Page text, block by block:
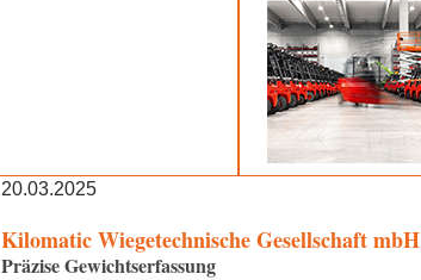
20.03.2025
Kilomatic Wiegetechnische Gesellschaft mbH
Präzise Gewichtserfassung